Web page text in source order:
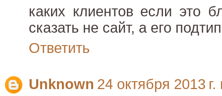
каких клиентов если это
сказать не сайт, а его
Ответить
Unknown 24 октября 2013